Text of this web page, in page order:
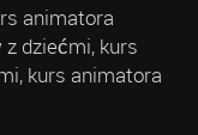
animatora
dziećmi, kurs
kurs animatora